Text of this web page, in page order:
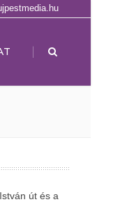
|
út és a